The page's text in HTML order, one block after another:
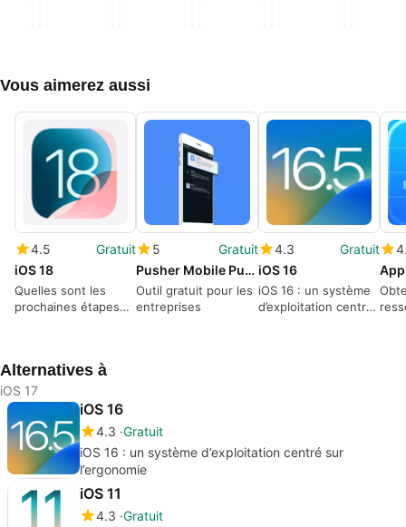
Vous aimerez aussi
4.5
Gratuit
iOS 18
Quelles sont les
prochaines étapes
5
Gratuit
Pusher Mobile Push Notifications API
Outil gratuit pour les
entreprises
4.3
Gratuit
iOS 16
iOS 16 : un système
d’exploitation centré
Alternatives à
iOS 17
iOS 16
4.3 Gratuit
iOS 16 : un système d’exploitation centré sur
l’ergonomie
iOS 11
4.3 Gratuit